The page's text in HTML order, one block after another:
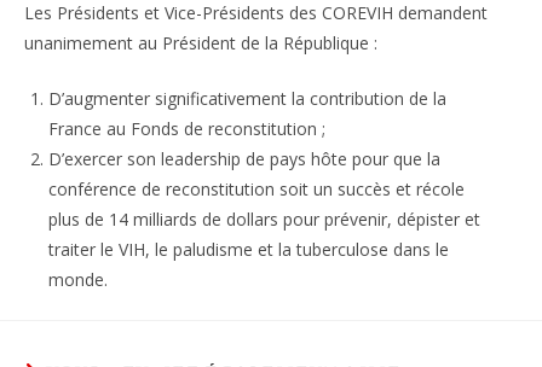
Les Présidents et Vice-Présidents des COREVIH demandent
unanimement au Président de la République :
D’augmenter significativement la contribution de la
France au Fonds de reconstitution ;
D’exercer son leadership de pays hôte pour que la
conférence de reconstitution soit un succès et récole
plus de 14 milliards de dollars pour prévenir, dépister et
traiter le VIH, le paludisme et la tuberculose dans le
monde.